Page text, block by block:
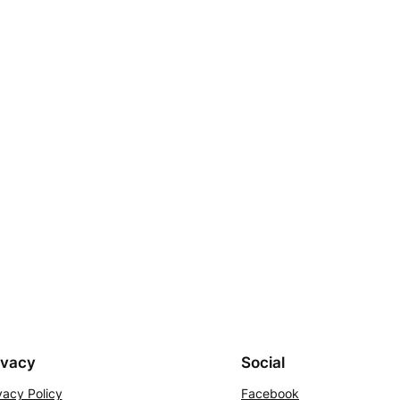
Policy
Social
Facebook